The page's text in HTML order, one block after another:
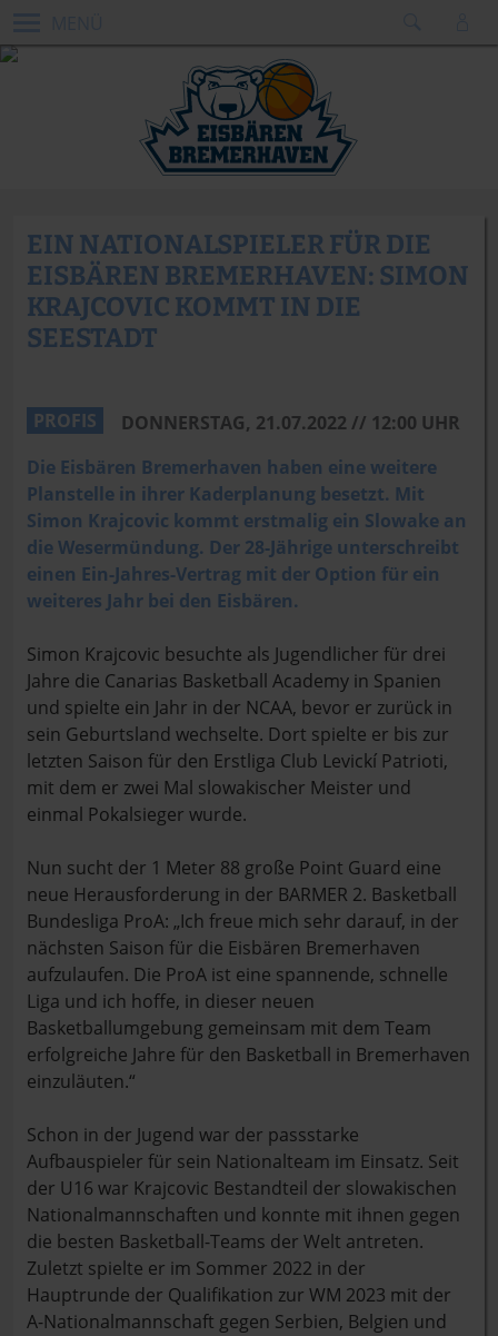
EIN NATIONALSPIELER FÜR DIE
EISBÄREN BREMERHAVEN: SIMON
KRAJCOVIC KOMMT IN DIE
SEESTADT
PROFIS
DONNERSTAG, 21.07.2022 // 12:00 UHR
Die Eisbären Bremerhaven haben eine weitere
Planstelle in ihrer Kaderplanung besetzt. Mit
Simon Krajcovic kommt erstmalig ein Slowake an
die Wesermündung. Der 28-Jährige unterschreibt
einen Ein-Jahres-Vertrag mit der Option für ein
weiteres Jahr bei den Eisbären.
Simon Krajcovic besuchte als Jugendlicher für drei
Jahre die Canarias Basketball Academy in Spanien
und spielte ein Jahr in der NCAA, bevor er zurück in
sein Geburtsland wechselte. Dort spielte er bis zur
letzten Saison für den Erstliga Club Levickí Patrioti,
mit dem er zwei Mal slowakischer Meister und
einmal Pokalsieger wurde.
Nun sucht der 1 Meter 88 große Point Guard eine
neue Herausforderung in der BARMER 2. Basketball
Bundesliga ProA: „Ich freue mich sehr darauf, in der
nächsten Saison für die Eisbären Bremerhaven
aufzulaufen. Die ProA ist eine spannende, schnelle
Liga und ich hoffe, in dieser neuen
Basketballumgebung gemeinsam mit dem Team
erfolgreiche Jahre für den Basketball in Bremerhaven
einzuläuten.“
Schon in der Jugend war der passstarke
Aufbauspieler für sein Nationalteam im Einsatz. Seit
der U16 war Krajcovic Bestandteil der slowakischen
Nationalmannschaften und konnte mit ihnen gegen
die besten Basketball-Teams der Welt antreten.
Zuletzt spielte er im Sommer 2022 in der
Hauptrunde der Qualifikation zur WM 2023 mit der
A-Nationalmannschaft gegen Serbien, Belgien und